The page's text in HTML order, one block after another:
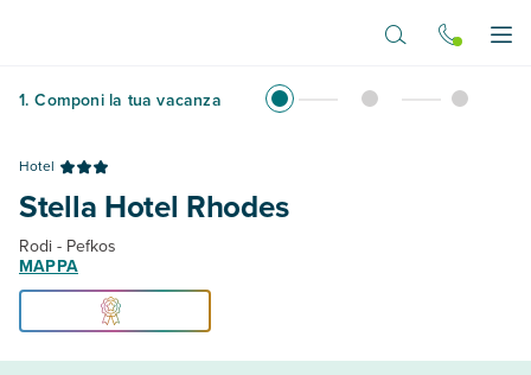
1. Componi la tua vacanza
Hotel
Stella Hotel Rhodes
Rodi - Pefkos
MAPPA